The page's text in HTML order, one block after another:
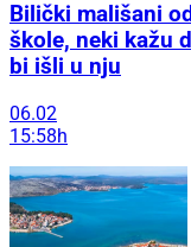
Bilički mališani
škole, neki kažu
bi išli u nju
06.02
15:58h